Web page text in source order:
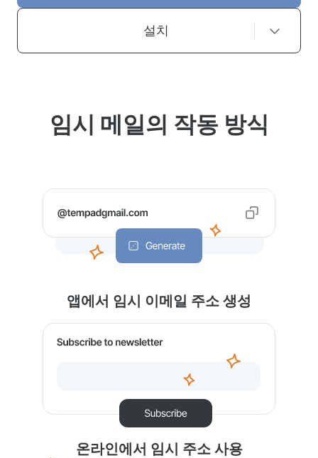
설치
임시 메일의 작동 방식
앱에서 임시 이메일 주소 생성
온라인에서 임시 주소 사용